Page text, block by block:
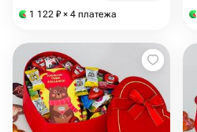
1 122 ₽ × 4 платежа